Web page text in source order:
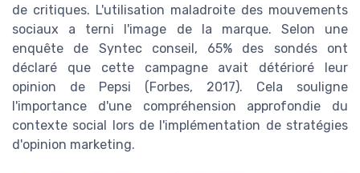
de critiques. L'utilisation maladroite des mouvements
sociaux a terni l'image de la marque. Selon une
enquête de Syntec conseil, 65% des sondés ont
déclaré que cette campagne avait détérioré leur
opinion de Pepsi (Forbes, 2017). Cela souligne
l'importance d'une compréhension approfondie du
contexte social lors de l'implémentation de stratégies
d'opinion marketing.